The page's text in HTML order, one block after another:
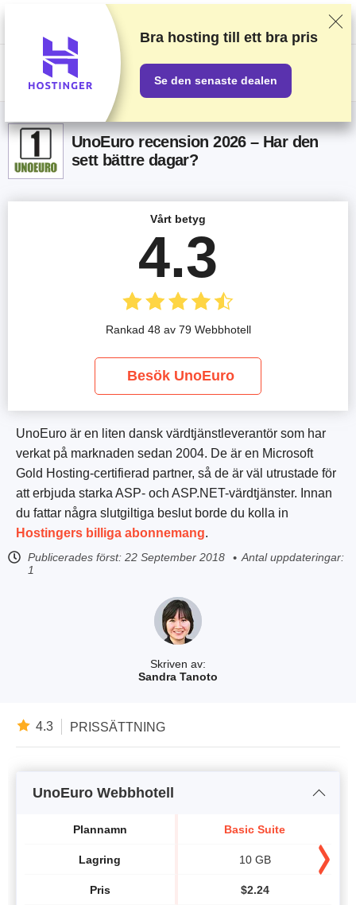
Vi rankar leverantörer baserat på rigorösa tester och efterforskning, men
vi lyssnar även på din feedback och våra kommersiella avtal med
leverantörer. Denna sida innehåller partnerlänkar.Annonseringsinformation
UnoEuro recension 2026 – Har den
sett bättre dagar?
Skriven av:
Sandra Tanoto
UnoEuro är en liten dansk värdtjänstleverantör som har
verkat på marknaden sedan 2004. De är en Microsoft
Gold Hosting-certifierad partner, så de är väl utrustade för
att erbjuda starka ASP- och ASP.NET-värdtjänster. Innan
du fattar några slutgiltiga beslut borde du kolla in
Hostingers billiga abonnemang.
Publicerades först: 22 September 2018
Antal uppdateringar:
1
Vårt betyg
4.3
Rankad 48 av 79 Webbhotell
Besök UnoEuro
4.3 PRISSÄTTNING
UnoEuro Webbhotell
Plannamn
Lagring
Pris
Basic Suite
10 GB
$2.24
Bra hosting till ett bra pris
Se den senaste dealen